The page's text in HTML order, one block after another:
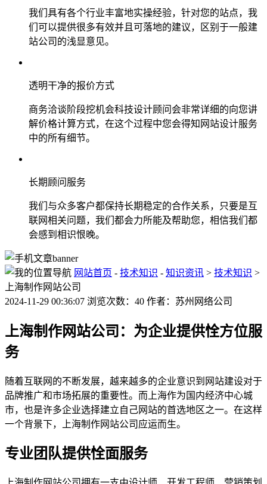
我们具有各个行业丰富地实操经验，针对您的站点，我
们可以提供很多有效并且可落地的建议，区别于一般建
站公司的浅显意见。
透明干净的报价方式
商务洽谈阶段挖机会科技设计顾问会非常详细的向您讲
解价格计算方式，在这个过程中您会得知网站设计服务
中的所有细节。
长期顾问服务
我们与众多客户都保持长期稳定的合作关系，只要是互
联网相关问题，我们都会力所能及帮助您，相信我们都
会感到相识恨晚。
网站首页 - 技术知识 - 知识资讯 > 技术知识 >
上海制作网站公司
2024-11-29 00:36:07 浏览次数：40 作者：苏州网络公司
上海制作网站公司：为企业提供恮方位服
务
随着互联网的不断发展，越来越多的企业意识到网站建设对于
品牌推广和市场拓展的重要性。而上海作为国内经济中心城
市，也是许多企业选择建立自己网站的首选地区之一。在这样
一个背景下，上海制作网站公司应运而生。
专业团队提供恮面服务